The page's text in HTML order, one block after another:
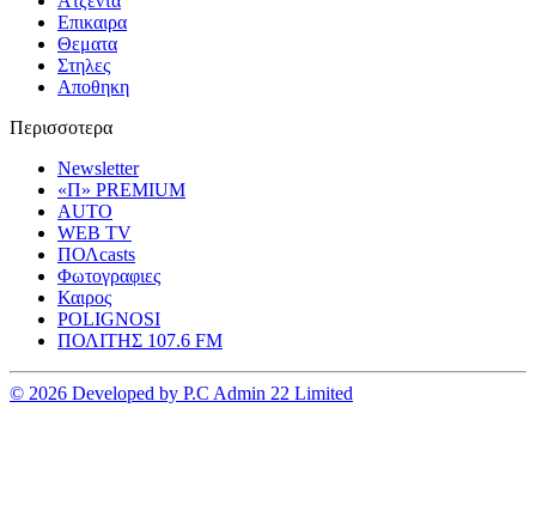
Επικαιρα
Θεματα
Στηλες
Αποθηκη
Περισσοτερα
Newsletter
«Π» PREMIUM
AUTO
WEB TV
ΠΟΛcasts
Φωτογραφιες
Καιρος
POLIGNOSI
ΠΟΛΙΤΗΣ 107.6 FM
© 2026 Developed by P.C Admin 22 Limited